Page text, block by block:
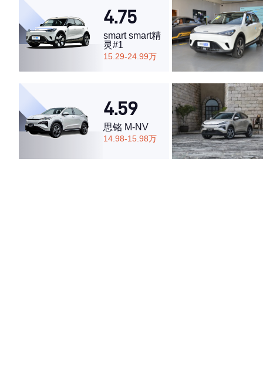
·空间表现一般，低于77%同级车
4.75
smart smart精
灵#1
15.29-24.99万
4.59
思铭 M-NV
14.98-15.98万